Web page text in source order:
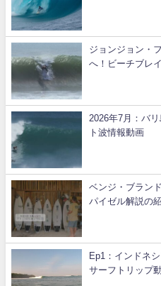
ジョンジョン・
へ！ビーチブレ
2026年7月：バ
ト波情報動画
ベンジ・ブラン
パイゼル解説の
Ep1：インドネ
サーフトリップ